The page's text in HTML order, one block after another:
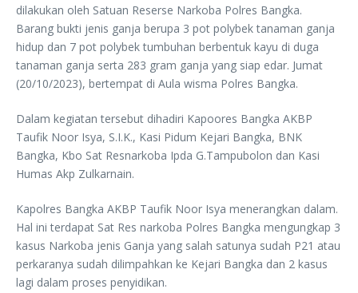
dilakukan oleh Satuan Reserse Narkoba Polres Bangka.
Barang bukti jenis ganja berupa 3 pot polybek tanaman ganja
hidup dan 7 pot polybek tumbuhan berbentuk kayu di duga
tanaman ganja serta 283 gram ganja yang siap edar. Jumat
(20/10/2023), bertempat di Aula wisma Polres Bangka.
Dalam kegiatan tersebut dihadiri Kapoores Bangka AKBP
Taufik Noor Isya, S.I.K., Kasi Pidum Kejari Bangka, BNK
Bangka, Kbo Sat Resnarkoba Ipda G.Tampubolon dan Kasi
Humas Akp Zulkarnain.
Kapolres Bangka AKBP Taufik Noor Isya menerangkan dalam.
Hal ini terdapat Sat Res narkoba Polres Bangka mengungkap 3
kasus Narkoba jenis Ganja yang salah satunya sudah P21 atau
perkaranya sudah dilimpahkan ke Kejari Bangka dan 2 kasus
lagi dalam proses penyidikan.